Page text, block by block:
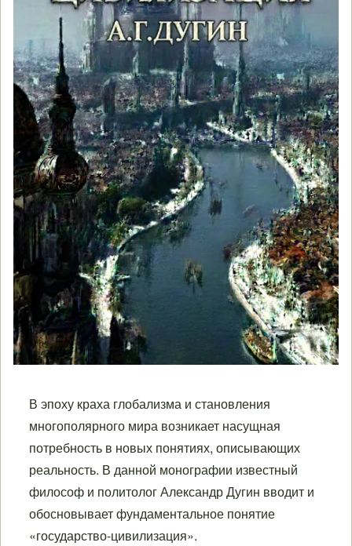
В эпоху краха глобализма и становления
многополярного мира возникает насущная
потребность в новых понятиях, описывающих
реальность. В данной монографии известный
философ и политолог Александр Дугин вводит и
обосновывает фундаментальное понятие
«государство-цивилизация».